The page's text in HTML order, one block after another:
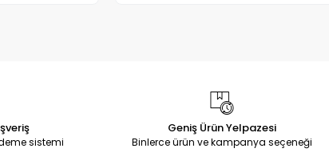
sistemi
Geniş Ürün Yelpazesi
Binlerce ürün ve kampanya seçeneği